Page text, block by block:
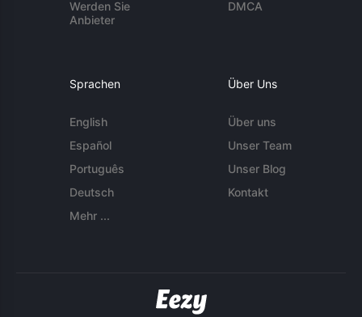
Werden Sie
Anbieter
DMCA
Sprachen
English
Español
Português
Deutsch
Mehr ...
Über Uns
Über uns
Unser Team
Unser Blog
Kontakt